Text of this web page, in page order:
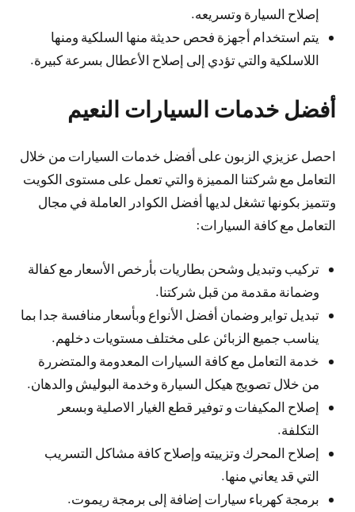
إصلاح السيارة وتسريعه.
يتم استخدام أجهزة فحص حديثة منها السلكية ومنها
اللاسلكية والتي تؤدي إلى إصلاح الأعطال بسرعة كبيرة.
أفضل خدمات السيارات النعيم
احصل عزيزي الزبون على أفضل خدمات السيارات من خلال
التعامل مع شركتنا المميزة والتي تعمل على مستوى الكويت
وتتميز بكونها تشغل لديها أفضل الكوادر العاملة في مجال
التعامل مع كافة السيارات:
تركيب وتبديل وشحن بطاريات بأرخص الأسعار مع كفالة
وضمانة مقدمة من قبل شركتنا.
تبديل تواير وضمان أفضل الأنواع وبأسعار منافسة جدا بما
يناسب جميع الزبائن على مختلف مستويات دخلهم.
خدمة التعامل مع كافة السيارات المعدومة والمتضررة
من خلال تصويج هيكل السيارة وخدمة البوليش والدهان.
إصلاح المكيفات و توفير قطع الغيار الاصلية وبسعر
التكلفة.
إصلاح المحرك وتزييته وإصلاح كافة مشاكل التسريب
التي قد يعاني منها.
برمجة كهرباء سيارات إضافة إلى برمجة ريموت.